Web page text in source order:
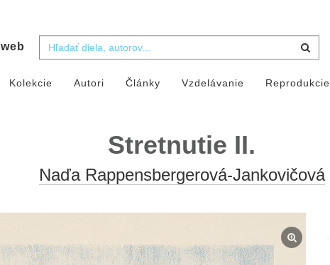
web
Kolekcie Autori Články Vzdelávanie Reprodukcie
Stretnutie II.
Naďa Rappensbergerová-Jankovičová